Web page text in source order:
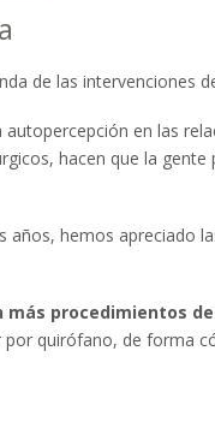
de las intervenciones
autopercepción en las
hacen que la
años, hemos apreciado
más procedimientos
por quirófano, de forma